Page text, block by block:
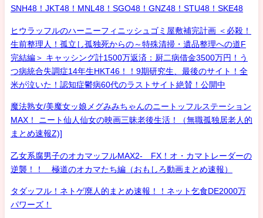
SNH48！JKT48！MNL48！SGO48！GNZ48！STU48！SKE48
ヒウラッフルのハーニーフィニッシュゴミ屋敷補完計画 ＜必殺！
生前整理人！孤立し孤独死からの～特殊清掃・遺品整理への道F
完結編＞ キャッシング計1500万返済：厨二病借金3500万円！う
つ病統合失調症14年生HKT46！！9期研究生、最後のサイト！全
米が泣いた！認知症鬱病60代のラストサイト絶賛！公開中
魔法熟女/美魔女ッ娘メグみみちゃんのニートッフルステーション
MAX！ ニート仙人仙女の映画三昧老後生活！（無職孤独居老人的
まとめ速報Z)]
乙女系腐男子のオカマッフルMAX2- FX！オ・カマトレーダーの
逆襲！！ 極道のオカマたち編（おもしろ動画まとめ速報）
タダッフル！ネトゲ廃人的まとめ速報！！ネット乞食DE2000万
パワーズ！